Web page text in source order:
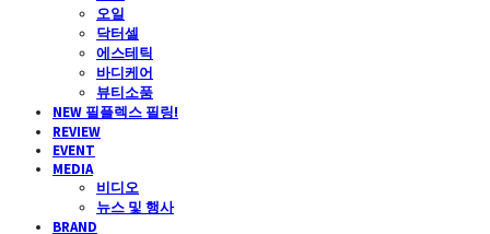
오일
닥터셀
에스테틱
바디케어
뷰티소품
NEW 필플렉스 필링!
REVIEW
EVENT
MEDIA
비디오
뉴스 및 행사
BRAND